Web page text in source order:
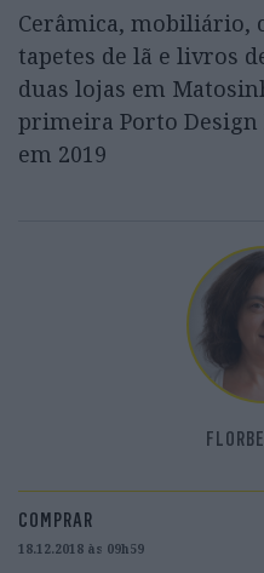
Cerâmica, mobiliário,
tapetes de lã e livros
duas lojas em
primeira Porto
em 2019
COMPRAR
18.12.2018 às 09h59